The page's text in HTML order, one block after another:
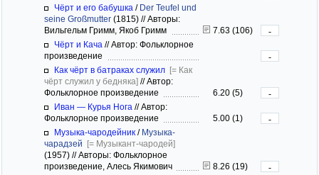
Чёрт и его бабушка / Der Teufel und
seine Großmutter (1815) //Авторы:
Вильгельм Гримм, Якоб Гримм
7.63 (106)
-
Чёрт и Кача //Автор: Фольклорное
произведение
-
Как чёрт в батраках служил [= Как
чёрт служил у бедняка] //Автор:
Фольклорное произведение
6.20 (5)
-
Иван — Курья Нога //Автор:
Фольклорное произведение
5.00 (1)
-
Музыка-чародейник / Музыка-
чарадзей [= Музыкант-чародей]
(1957) //Авторы: Фольклорное
произведение, Алесь Якимович
8.26 (19) -